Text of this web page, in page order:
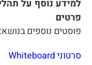
למידע נוסף על
פרטים
פוסטים נוספים בנושא:
סרטוני Whiteboard